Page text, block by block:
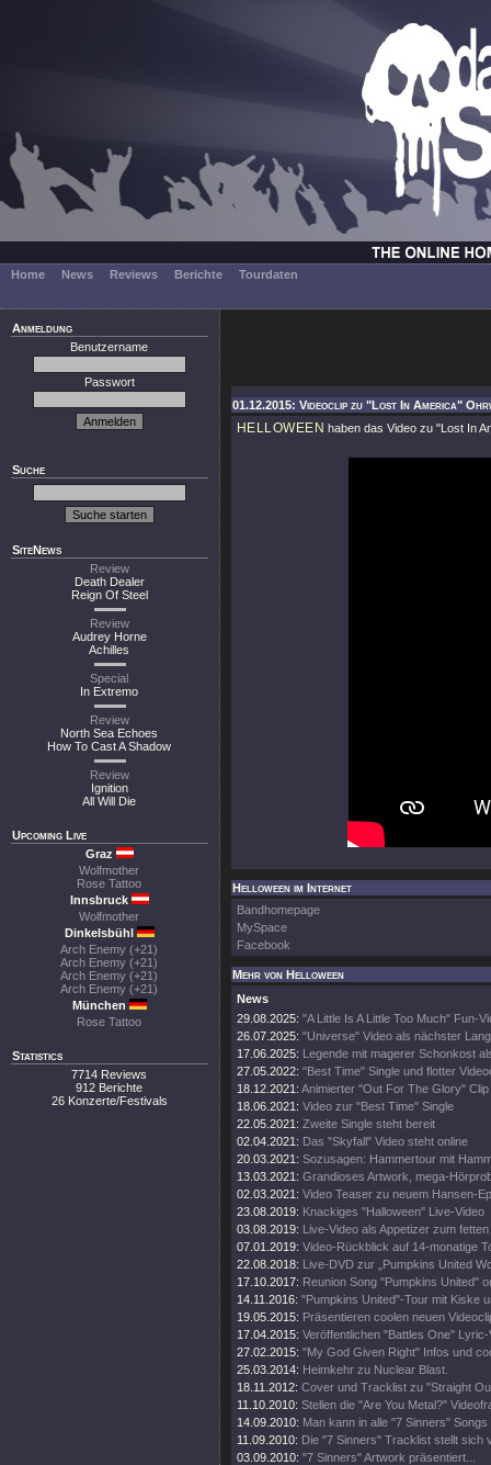
Home News Reviews Berichte Tourdaten
Anmeldung
Benutzername
Passwort
Suche
SiteNews
Review
Death Dealer
Reign Of Steel
Review
Audrey Horne
Achilles
Special
In Extremo
Review
North Sea Echoes
How To Cast A Shadow
Review
Ignition
All Will Die
Upcoming Live
Graz
Wolfmother
Rose Tattoo
Innsbruck
Wolfmother
Dinkelsbühl
Arch Enemy (+21)
Arch Enemy (+21)
Arch Enemy (+21)
Arch Enemy (+21)
München
Rose Tattoo
Statistics
7714 Reviews
912 Berichte
26 Konzerte/Festivals
01.12.2015: Videoclip zu "Lost In America"
HELLOWEEN haben das Video zu"Lost In
Helloween im Internet
Bandhomepage
MySpace
Facebook
Mehr von Helloween
News
29.08.2025: "A Little Is A Little Too Much" Fun-
26.07.2025: "Universe" Video als nächster
17.06.2025: Legende mit magerer Schonkost
27.05.2022: "Best Time" Single und flotter
18.12.2021: Animierter "Out For The Glory" Clip
18.06.2021: Video zur "Best Time" Single
22.05.2021: Zweite Single steht bereit
02.04.2021: Das "Skyfall" Video steht online
20.03.2021: Sozusagen: Hammertour mit
13.03.2021: Grandioses Artwork, mega-
02.03.2021: Video Teaser zu neuem Hansen-
23.08.2019: Knackiges "Halloween" Live-Video
03.08.2019: Live-Video als Appetizer zum
07.01.2019: Video-Rückblick auf 14-monatige
22.08.2018: Live-DVD zur „Pumpkins United
17.10.2017: Reunion Song "Pumpkins United"
14.11.2016: "Pumpkins United"-Tour mit Kiske
19.05.2015: Präsentieren coolen neuen
17.04.2015: Veröffentlichen "Battles One" Lyric-
27.02.2015: "My God Given Right" Infos und
25.03.2014: Heimkehr zu Nuclear Blast.
18.11.2012: Cover und Tracklist zu "Straight
11.10.2010: Stellen die "Are You Metal?"
14.09.2010: Man kann in alle "7 Sinners"
11.09.2010: Die "7 Sinners" Tracklist stellt sich
03.09.2010: "7 Sinners" Artwork präsentiert...